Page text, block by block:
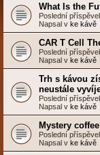
What Is the
Poslední
Napsal v ke kávě
CAR T Cell
Poslední
Napsal v ke kávě
Trh s kávou
neustále
Poslední
Napsal v ke kávě
Mystery
Poslední
Napsal v ke kávě